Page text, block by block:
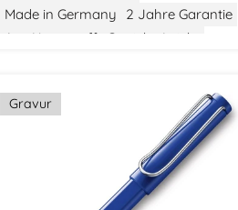
Made in Germany
2 Jahre Garantie
Aus Kunststoff
Gewicht: Leicht
Gravur